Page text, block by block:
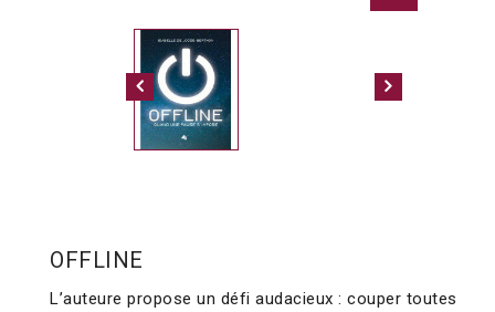
OFFLINE
L’auteure propose un défi audacieux : couper toutes